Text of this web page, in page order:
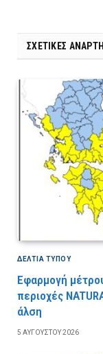
ΣΧΕΤΙΚΈΣ
ΔΕΛΤΙΑ ΤΥΠΟΥ
Εφαρμογή
περιοχές
άλση
5 ΑΥΓΟΎΣΤΟΥ 2026